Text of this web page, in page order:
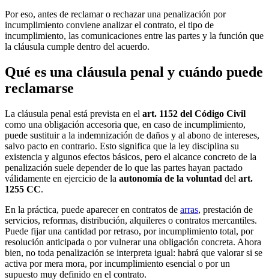
Por eso, antes de reclamar o rechazar una penalización por
incumplimiento conviene analizar el contrato, el tipo de
incumplimiento, las comunicaciones entre las partes y la función que
la cláusula cumple dentro del acuerdo.
Qué es una cláusula penal y cuándo puede
reclamarse
La cláusula penal está prevista en el art. 1152 del Código Civil
como una obligación accesoria que, en caso de incumplimiento,
puede sustituir a la indemnización de daños y al abono de intereses,
salvo pacto en contrario. Esto significa que la ley disciplina su
existencia y algunos efectos básicos, pero el alcance concreto de la
penalización suele depender de lo que las partes hayan pactado
válidamente en ejercicio de la autonomía de la voluntad del art.
1255 CC.
En la práctica, puede aparecer en contratos de arras, prestación de
servicios, reformas, distribución, alquileres o contratos mercantiles.
Puede fijar una cantidad por retraso, por incumplimiento total, por
resolución anticipada o por vulnerar una obligación concreta. Ahora
bien, no toda penalización se interpreta igual: habrá que valorar si se
activa por mera mora, por incumplimiento esencial o por un
supuesto muy definido en el contrato.